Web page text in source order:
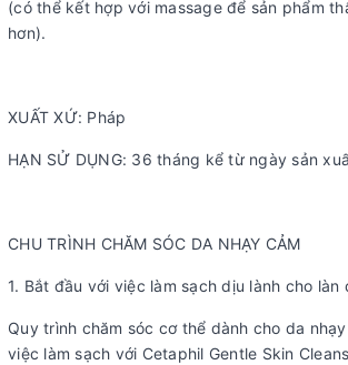
(có thể kết hợp với massage để sản phẩm
hơn).
XUẤT XỨ: Pháp
HẠN SỬ DỤNG: 36 tháng kể từ ngày sản
CHU TRÌNH CHĂM SÓC DA NHẠY CẢM
1. Bắt đầu với việc làm sạch dịu lành cho làn
Quy trình chăm sóc cơ thể dành cho da
việc làm sạch với Cetaphil Gentle Skin